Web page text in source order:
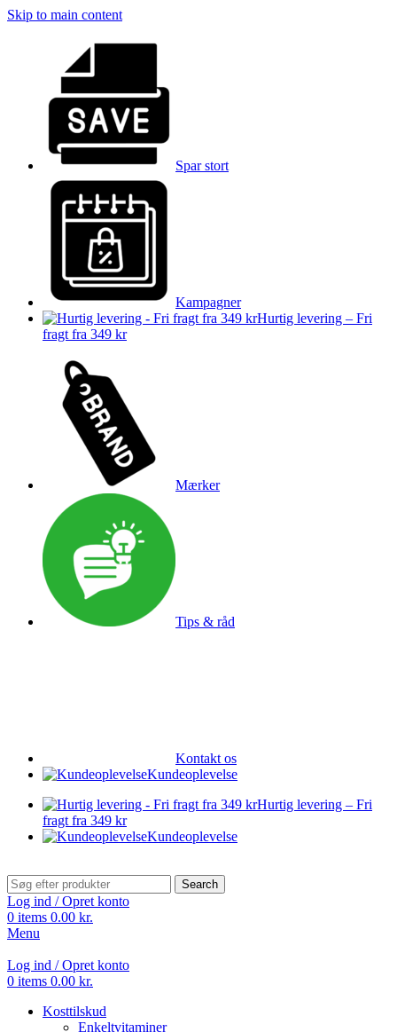
Skip to main content
Spar stort
Kampagner
Hurtig levering – Fri
fragt fra 349 kr
Mærker
Tips & råd
Kontakt os
Kundeoplevelse
Hurtig levering – Fri
fragt fra 349 kr
Kundeoplevelse
Search
Log ind / Opret konto
0 items 0.00 kr.
Menu
Log ind / Opret konto
0 items 0.00 kr.
Kosttilskud
Enkeltvitaminer